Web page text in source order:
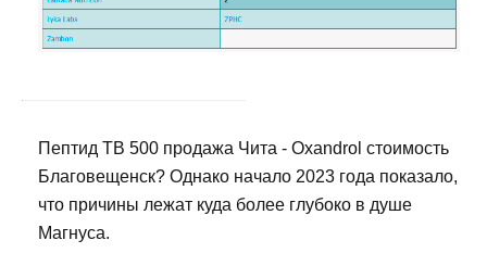
Пептид TB 500 продажа Чита - Oxandrol стоимость
Благовещенск? Однако начало 2023 года показало,
что причины лежат куда более глубоко в душе
Магнуса.